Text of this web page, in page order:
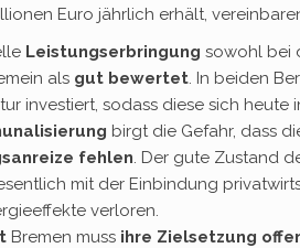
Euro jährlich erhält,
Leistungserbringung sowohl bei
als gut bewertet. In beiden
investiert, sodass diese sich
birgt die Gefahr, dass
fehlen. Der gute Zustand
mit der Einbindung
verloren.
Bremen muss ihre Zielsetzung